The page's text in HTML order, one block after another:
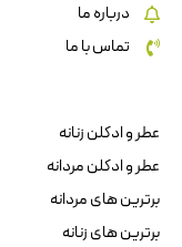
درباره ما
تماس با ما
عطر و ادکلن زنانه
عطر و ادکلن مردانه
برترین های مردانه
برترین های زنانه